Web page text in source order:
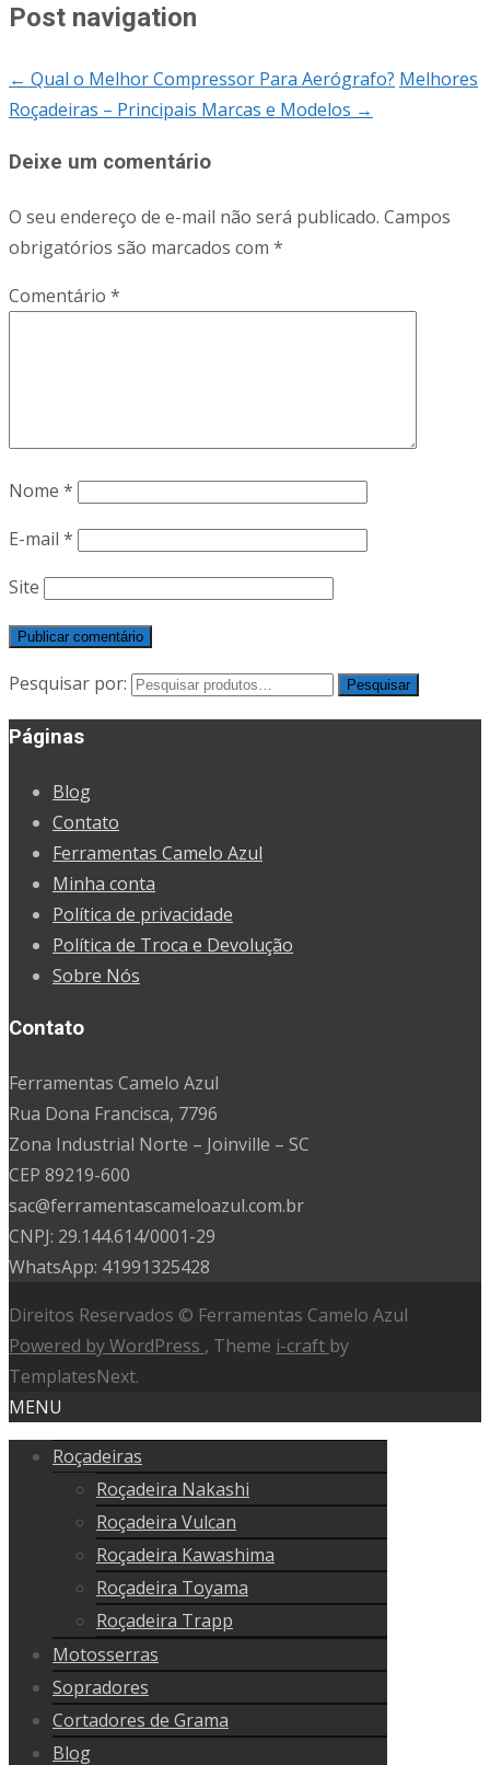
Post navigation
← Qual o Melhor Compressor Para Aerógrafo? Melhores
Roçadeiras – Principais Marcas e Modelos →
Deixe um comentário
O seu endereço de e-mail não será publicado. Campos
obrigatórios são marcados com *
Comentário *
Nome *
E-mail *
Site
Pesquisar por: Pesquisar
Páginas
Blog
Contato
Ferramentas Camelo Azul
Minha conta
Política de privacidade
Política de Troca e Devolução
Sobre Nós
Contato
Ferramentas Camelo Azul
Rua Dona Francisca, 7796
Zona Industrial Norte – Joinville – SC
CEP 89219-600
sac@ferramentascameloazul.com.br
CNPJ: 29.144.614/0001-29
WhatsApp: 41991325428
Direitos Reservados © Ferramentas Camelo Azul
Powered by WordPress , Theme i-craft by
TemplatesNext.
MENU
Roçadeiras
Roçadeira Nakashi
Roçadeira Vulcan
Roçadeira Kawashima
Roçadeira Toyama
Roçadeira Trapp
Motosserras
Sopradores
Cortadores de Grama
Blog